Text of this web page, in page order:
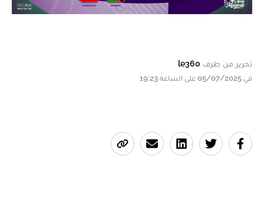
تحرير من طرف le360
في 05/07/2025 على الساعة 19:23